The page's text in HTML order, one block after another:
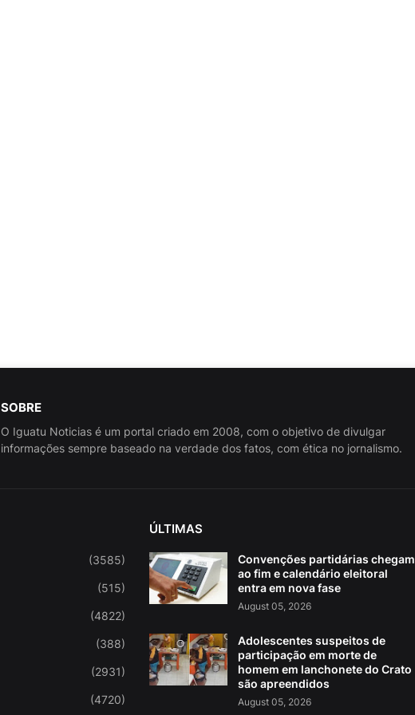
SOBRE
O Iguatu Noticias é um portal criado em 2008, com o objetivo de divulgar
informações sempre baseado na verdade dos fatos, com ética no jornalismo.
(3585)
(515)
(4822)
(388)
(2931)
(4720)
ÚLTIMAS
Convenções partidárias chegam
ao fim e calendário eleitoral
entra em nova fase
August 05, 2026
Adolescentes suspeitos de
participação em morte de
homem em lanchonete do Crato
são apreendidos
August 05, 2026